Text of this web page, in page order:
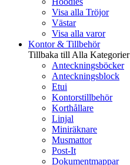
Visa alla Tröjor
Västar
Visa alla varor
Kontor & Tillbehör
Tillbaka till Alla Kategorier
Anteckningsböcker
Anteckningsblock
Etui
Kontorstillbehör
Korthållare
Linjal
Miniräknare
Musmattor
Post-It
Dokumentmappar